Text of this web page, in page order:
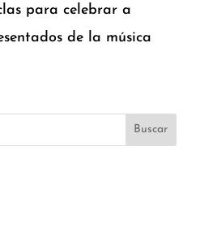
para celebrar a
de la música